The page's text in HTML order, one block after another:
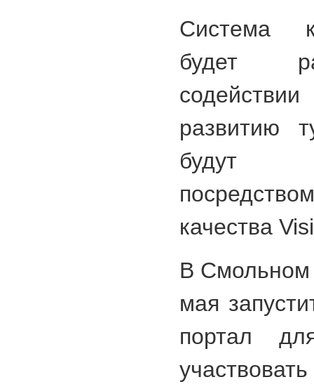
Система
будет
развитию
будут
качества
В Смольном
мая
портал